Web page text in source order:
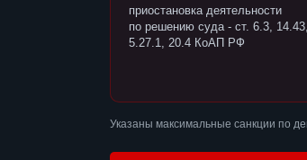
приостановка деятельности
по решению суда - ст. 6.3, 14.43,
5.27.1, 20.4 КоАП РФ
Указаны максимальные санкции по